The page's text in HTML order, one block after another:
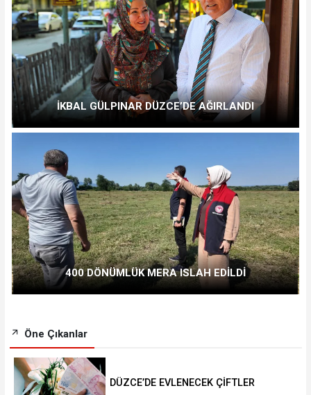
İKBAL GÜLPINAR DÜZCE’DE AĞIRLANDI
400 DÖNÜMLÜK MERA ISLAH EDİLDİ
Öne Çıkanlar
DÜZCE’DE EVLENECEK ÇİFTLER